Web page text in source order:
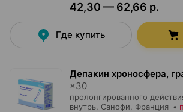
42,30 — 62,66 р.
Где купить
Депакин хроносфера,
×30
пролонгированного
внутрь, Санофи , Франция •